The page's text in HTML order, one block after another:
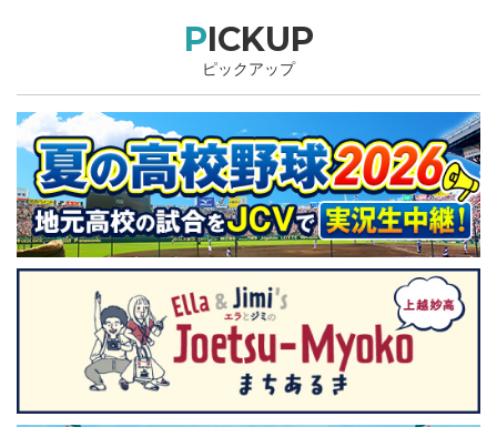
PICKUP
ピックアップ